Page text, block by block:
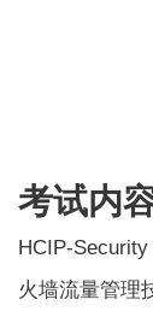
考试内
HCIP-
火墙流量管理